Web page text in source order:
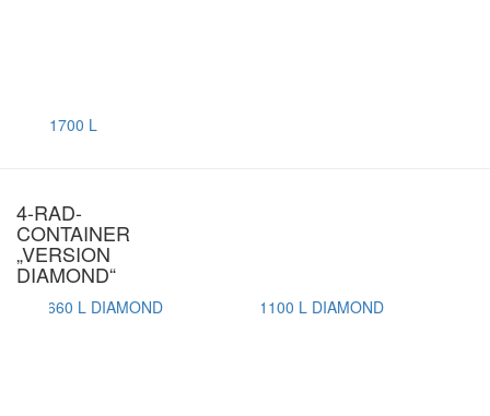
1700 L
4-RAD-
CONTAINER
„VERSION
DIAMOND“